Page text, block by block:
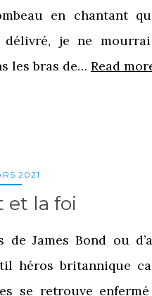
en chantant
je ne
les bras de… Read
2021
et la foi
James Bond ou
héros britannique
se retrouve enfermé